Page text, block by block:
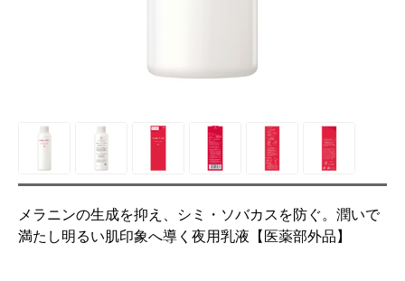
メラニンの生成を抑え、シミ・ソバカスを防ぐ。潤いで
満たし明るい肌印象へ導く夜用乳液【医薬部外品】